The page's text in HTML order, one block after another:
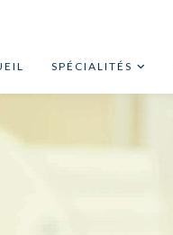
SPÉCIALITÉS